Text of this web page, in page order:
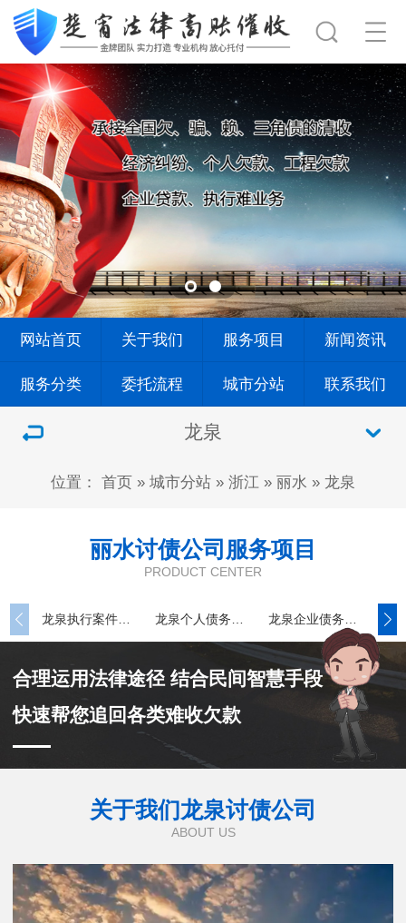
网站首页 关于我们 服务项目 新闻资讯
服务分类 委托流程 城市分站 联系我们
龙泉
位置： 首页 » 城市分站 » 浙江 » 丽水 » 龙泉
丽水讨债公司服务项目
PRODUCT CENTER
龙泉执行案件处理
合理运用法律途径 结合民间智慧手段
快速帮您追回各类难收欠款
关于我们龙泉讨债公司
ABOUT US